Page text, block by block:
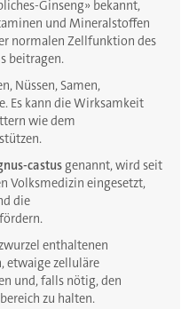
Ginseng» bekannt,
und Mineralstoffen
normalen Zellfunktion des
beitragen.
Nüssen, Samen,
Es kann die Wirksamkeit
wie dem
castus genannt, wird seit
Volksmedizin eingesetzt,
die
enthaltenen
etwaige zelluläre
und, falls nötig, den
zu halten.